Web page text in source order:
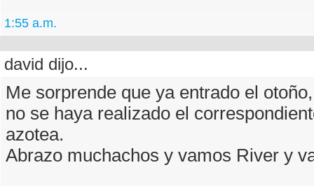
1:55 a.m.
david dijo...
Me sorprende que ya entrado el
no se haya realizado el
azotea.
Abrazo muchachos y vamos River y